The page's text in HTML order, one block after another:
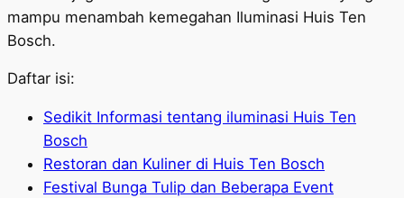
mampu menambah kemegahan Iluminasi Huis Ten
Bosch.
Daftar isi:
Sedikit Informasi tentang iluminasi Huis Ten
Bosch
Restoran dan Kuliner di Huis Ten Bosch
Festival Bunga Tulip dan Beberapa Event